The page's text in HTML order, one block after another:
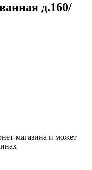
д.160/
магазина и может